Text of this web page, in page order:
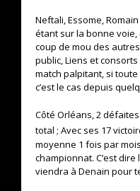
Neftali, Essome,
étant sur la bonne
coup de mou des
public, Liens et
match palpitant, si
c’est le cas depuis
Côté Orléans, 2
total ; Avec ses 17
moyenne 1 fois par
championnat. C’est
viendra à Denain pour